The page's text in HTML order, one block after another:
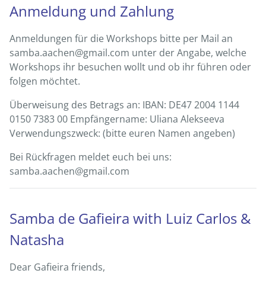
Anmeldung und Zahlung
Anmeldungen für die Workshops bitte per Mail an
samba.aachen@gmail.com unter der Angabe, welche
Workshops ihr besuchen wollt und ob ihr führen oder
folgen möchtet.
Überweisung des Betrags an: IBAN: DE47 2004 1144
0150 7383 00 Empfängername: Uliana Alekseeva
Verwendungszweck: (bitte euren Namen angeben)
Bei Rückfragen meldet euch bei uns:
samba.aachen@gmail.com
Samba de Gafieira with Luiz Carlos &
Natasha
Dear Gafieira friends,